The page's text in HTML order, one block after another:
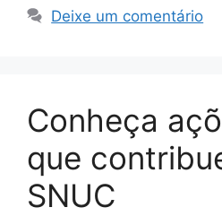
Deixe um comentário
Conheça
que
SNUC